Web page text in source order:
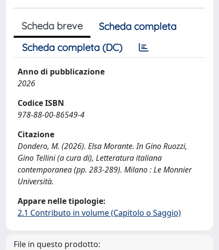
Scheda breve
Scheda completa
Scheda completa (DC)
Anno di pubblicazione
2026
Codice ISBN
978-88-00-86549-4
Citazione
Dondero, M. (2026). Elsa Morante. In Gino Ruozzi,
Gino Tellini (a cura di), Letteratura italiana
contemporanea (pp. 283-289). Milano : Le Monnier
Università.
Appare nelle tipologie:
2.1 Contributo in volume (Capitolo o Saggio)
File in questo prodotto: